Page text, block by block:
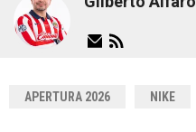
APERTURA 2026 NIKE